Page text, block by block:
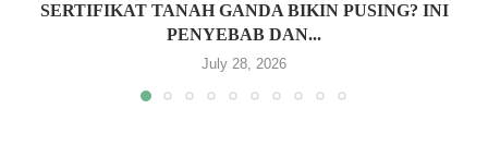
SERTIFIKAT TANAH GANDA BIKIN PUSING? INI
PENYEBAB DAN...
July 28, 2026